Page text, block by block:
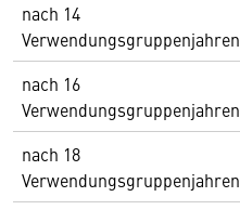
nach 14
Verwendungsgruppenjahren
nach 16
Verwendungsgruppenjahren
nach 18
Verwendungsgruppenjahren